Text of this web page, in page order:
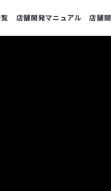
店舗開発マニュアル 店舗